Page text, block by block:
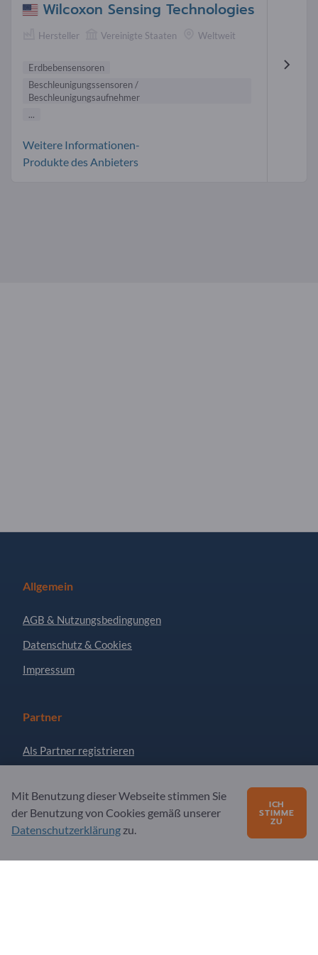
Wilcoxon Sensing Technologies
Hersteller Vereinigte Staaten Weltweit
Erdbebensensoren
Beschleunigungssensoren /
Beschleunigungsaufnehmer
...
Weitere Informationen-
Produkte des Anbieters
Allgemein
AGB & Nutzungsbedingungen
Datenschutz & Cookies
Impressum
Partner
Als Partner registrieren
Mit Benutzung dieser Webseite stimmen Sie
der Benutzung von Cookies gemäß unserer
Datenschutzerklärung zu.
ICH
STIMME
ZU